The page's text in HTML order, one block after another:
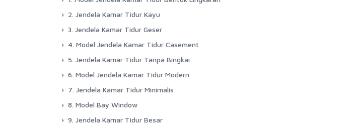
2. Jendela Kamar Tidur Kayu
3. Jendela Kamar Tidur Geser
4. Model Jendela Kamar Tidur Casement
5. Jendela Kamar Tidur Tanpa Bingkai
6. Model Jendela Kamar Tidur Modern
7. Jendela Kamar Tidur Minimalis
8. Model Bay Window
9. Jendela Kamar Tidur Besar